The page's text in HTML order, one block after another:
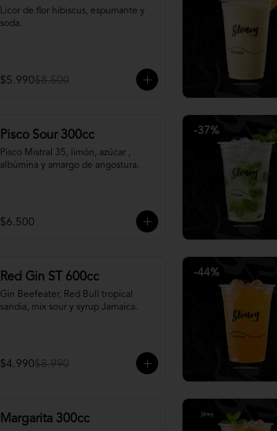
Licor de flor hibiscus, espumante y
soda.
$5.990$8.500
Pisco Sour 300cc
Pisco Mistral 35, limón, azúcar ,
albúmina y amargo de angostura.
$6.500
-37%
Red Gin ST 600cc
Gin Beefeater, Red Bull tropical
sandia, mix sour y syrup Jamaica.
$4.990$8.990
-44%
Margarita 300cc